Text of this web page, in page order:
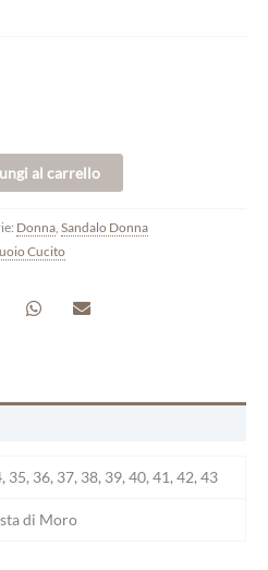
al carrello
Donna Sandalo Donna
Cucito
35, 36, 37, 38, 39, 40, 41, 42, 43
di Moro